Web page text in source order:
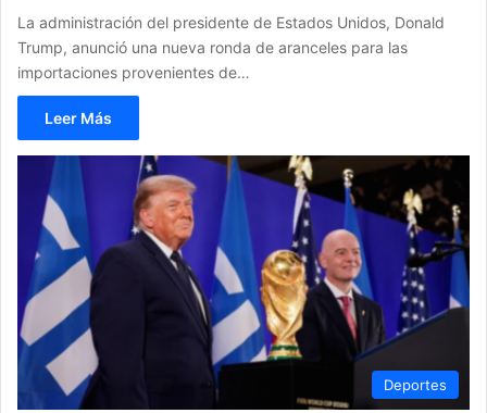
La administración del presidente de Estados Unidos, Donald
Trump, anunció una nueva ronda de aranceles para las
importaciones provenientes de…
Leer Más
Deportes